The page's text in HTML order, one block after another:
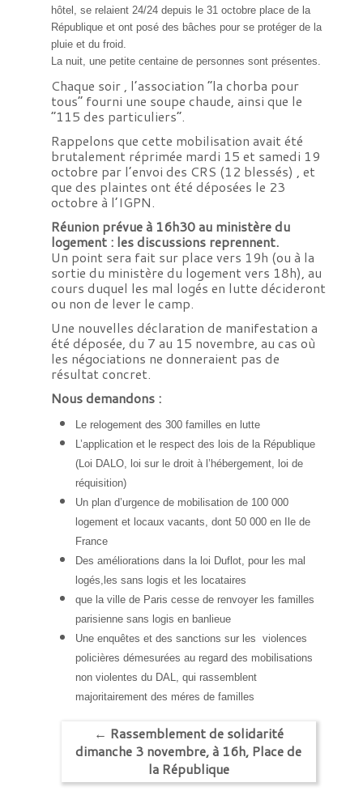
hôtel, se relaient 24/24 depuis le 31 octobre place de la
République et ont posé des bâches pour se protéger de la
pluie et du froid.
La nuit, une petite centaine de personnes sont présentes.
Chaque soir , l’association “la chorba pour
tous” fourni une soupe chaude, ainsi que le
“115 des particuliers”.
Rappelons que cette mobilisation avait été
brutalement réprimée mardi 15 et samedi 19
octobre par l’envoi des CRS (12 blessés) , et
que des plaintes ont été déposées le 23
octobre à l’IGPN.
Réunion prévue à 16h30 au ministère du
logement : les discussions reprennent.
Un point sera fait sur place vers 19h (ou à la
sortie du ministère du logement vers 18h), au
cours duquel les mal logés en lutte décideront
ou non de lever le camp.
Une nouvelles déclaration de manifestation a
été déposée, du 7 au 15 novembre, au cas où
les négociations ne donneraient pas de
résultat concret.
Nous demandons :
Le relogement des 300 familles en lutte
L’application et le respect des lois de la République
(Loi DALO, loi sur le droit à l’hébergement, loi de
réquisition)
Un plan d’urgence de mobilisation de 100 000
logement et locaux vacants, dont 50 000 en Ile de
France
Des améliorations dans la loi Duflot, pour les mal
logés,les sans logis et les locataires
que la ville de Paris cesse de renvoyer les familles
parisienne sans logis en banlieue
Une enquêtes et des sanctions sur les violences
policières démesurées au regard des mobilisations
non violentes du DAL, qui rassemblent
majoritairement des méres de familles
← Rassemblement de solidarité
dimanche 3 novembre, à 16h, Place de
la République